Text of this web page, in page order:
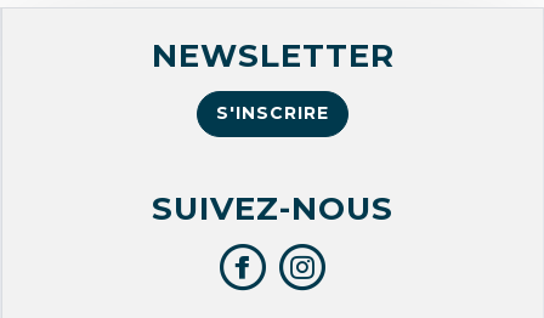
NEWSLETTER
S'INSCRIRE
SUIVEZ-NOUS